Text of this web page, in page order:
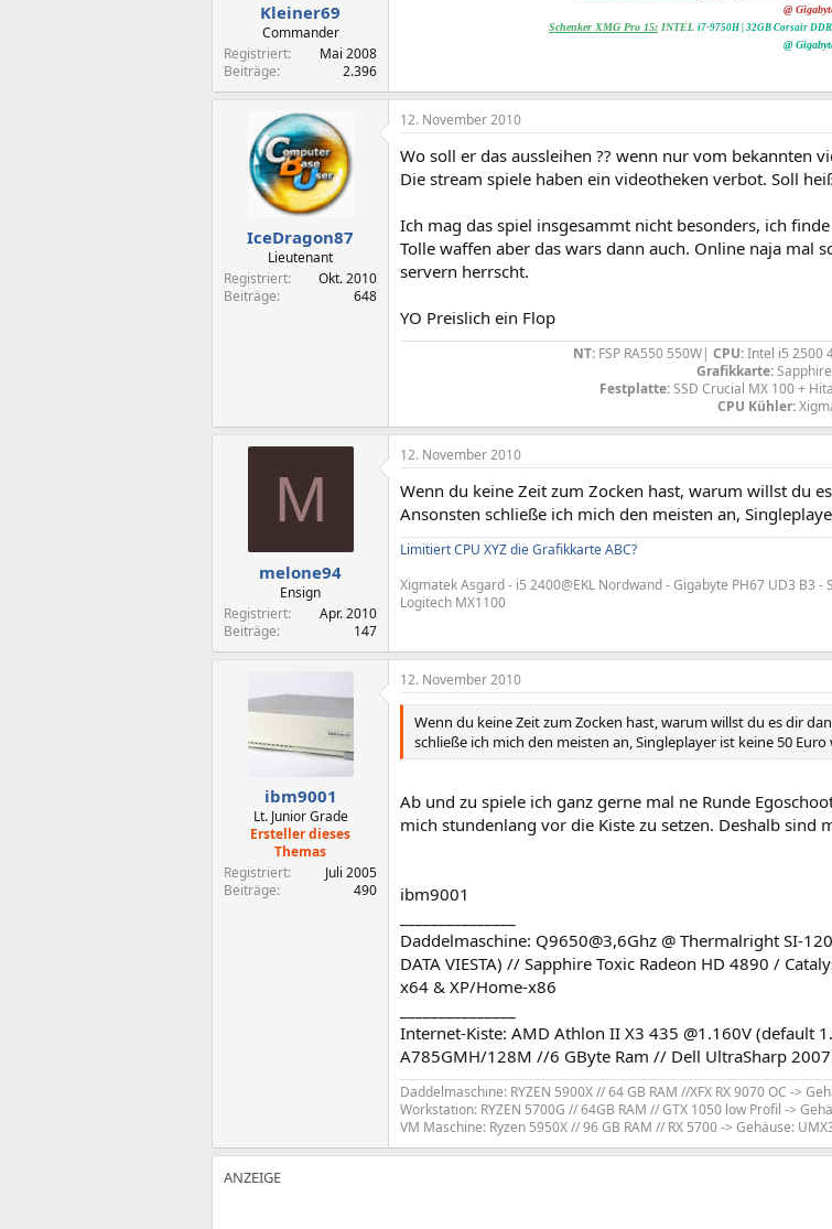
Kleiner69
Commander
Registriert
Mai 2008
Beiträge
2.396
@
Schenker XMG Pro 15: INTEL i7-9750H | 32GB Corsair
@
IceDragon87
Lieutenant
Registriert
Okt. 2010
Beiträge
648
12. November 2010
Wo soll er das aussleihen ?? wenn nur vom bekannten
Die stream spiele haben ein videotheken verbot. Soll
Ich mag das spiel insgesammt nicht besonders, ich
Tolle waffen aber das wars dann auch. Online naja mal
servern herrscht.
YO Preislich ein Flop
NT: FSP RA550 550W| CPU:Intel i5 2500
Grafikkarte:
Festplatte:SSD Crucial MX 100 +
CPU Kühler:
M
melone94
Ensign
Registriert
Apr. 2010
Beiträge
147
12. November 2010
Wenn du keine Zeit zum Zocken hast, warum willst du
Ansonsten schließe ich mich den meisten an,
Limitiert CPU XYZ die Grafikkarte ABC?
Xigmatek Asgard - i5 2400@EKL Nordwand - Gigabyte PH67 UD3 B3
Logitech MX1100
ibm9001
Lt. Junior Grade
Ersteller dieses
Themas
Registriert
Juli 2005
Beiträge
490
12. November 2010
Wenn du keine Zeit zum Zocken hast, warum willst du es dir
schließe ich mich den meisten an, Singleplayer ist keine 50 Euro
Ab und zu spiele ich ganz gerne mal ne Runde
mich stundenlang vor die Kiste zu setzen. Deshalb sind
ibm9001
Daddelmaschine: Q9650@3,6Ghz @ Thermalright SI-
DATA VIESTA) // Sapphire Toxic Radeon HD 4890 /
x64 & XP/Home-x86
Internet-Kiste: AMD Athlon II X3 435 @1.160V (default
A785GMH/128M //6 GByte Ram // Dell UltraSharp
Daddelmaschine: RYZEN 5900X // 64 GB RAM //XFX RX 9070 OC ->
Workstation: RYZEN 5700G // 64GB RAM // GTX 1050 low Profil ->
VM Maschine: Ryzen 5950X // 96 GB RAM // RX 5700 -> Gehäuse: